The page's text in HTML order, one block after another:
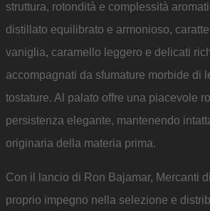
struttura, rotondità e complessità
distillato equilibrato e armonioso,
vaniglia, caramello leggero e delicati
accompagnati da sfumature morbide di
tostature. Al palato offre una piacevole
persistenza elegante, mantenendo
originaria della materia prima.
Con il lancio di Ron Bajamar, Mercanti
proprio impegno nella selezione e